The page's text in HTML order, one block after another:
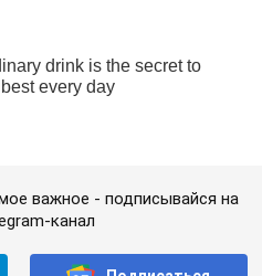
важное - подписывайся на
канал